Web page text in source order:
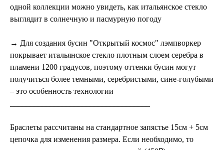
одной коллекции можно увидеть, как итальянское стекло
выглядит в солнечную и пасмурную погоду
→ Для создания бусин "Открытый космос" лэмпворкер
покрывает итальянское стекло плотным слоем серебра в
пламени 1200 градусов, поэтому оттенки бусин могут
получиться более темными, серебристыми, сине-голубыми
– это особенность технологии
Браслеты рассчитаны на стандартное запястье 15см + 5см
цепочка для изменения размера. Если необходимо, то